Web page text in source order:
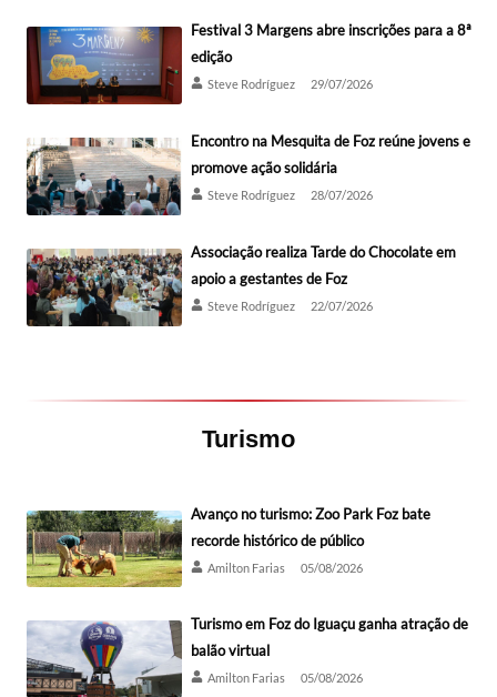
Festival 3 Margens abre inscrições para a 8ª
edição
Steve Rodríguez 29/07/2026
Encontro na Mesquita de Foz reúne jovens e
promove ação solidária
Steve Rodríguez 28/07/2026
Associação realiza Tarde do Chocolate em
apoio a gestantes de Foz
Steve Rodríguez 22/07/2026
Turismo
Avanço no turismo: Zoo Park Foz bate
recorde histórico de público
Amilton Farias 05/08/2026
Turismo em Foz do Iguaçu ganha atração de
balão virtual
Amilton Farias 05/08/2026